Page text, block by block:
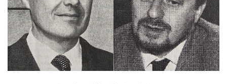
PRIVACY
Privacy
policy